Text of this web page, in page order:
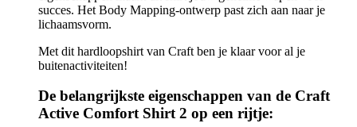
succes. Het Body Mapping-ontwerp past zich aan naar je
lichaamsvorm.
Met dit hardloopshirt van Craft ben je klaar voor al je
buitenactiviteiten!
De belangrijkste eigenschappen van de Craft
Active Comfort Shirt 2 op een rijtje: